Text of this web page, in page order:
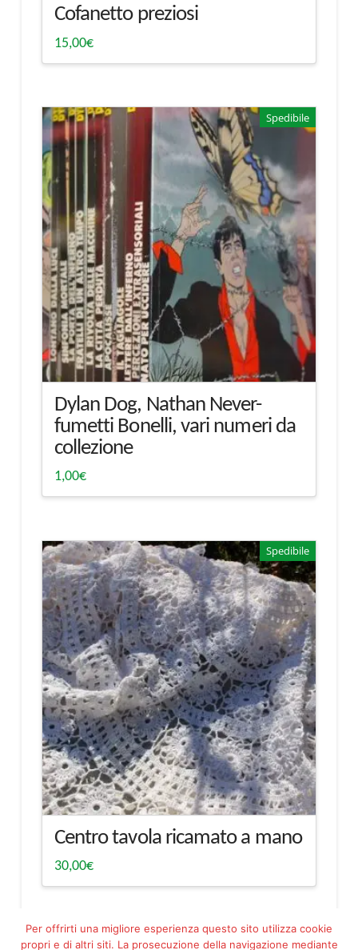
Cofanetto preziosi
15,00€
Spedibile
Dylan Dog, Nathan Never-
fumetti Bonelli, vari numeri da
collezione
1,00€
Spedibile
Centro tavola ricamato a mano
30,00€
Per offrirti una migliore esperienza questo sito utilizza cookie
propri e di altri siti. La prosecuzione della navigazione mediante